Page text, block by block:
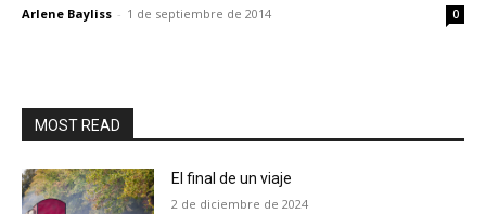
Arlene Bayliss - 1 de septiembre de 2014 0
MOST READ
El final de un viaje
2 de diciembre de 2024